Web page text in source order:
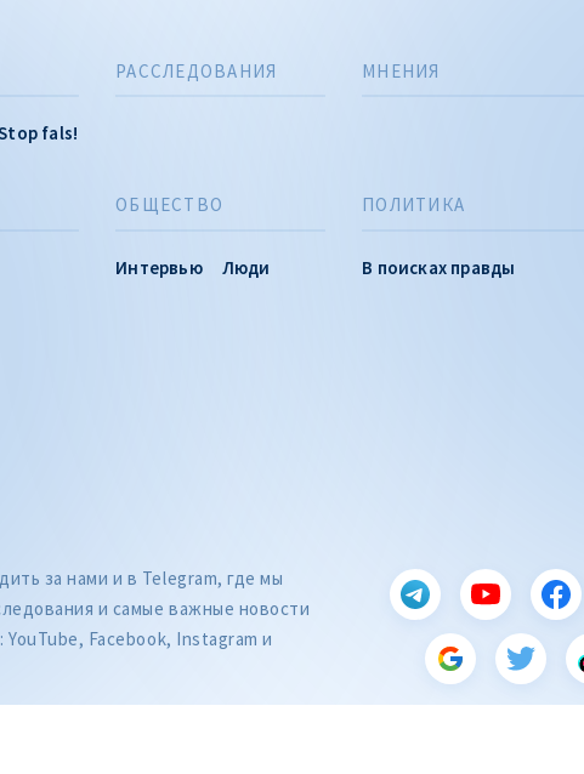
fals!
ПОЛИТИКА
В поисках правды
РАССЛЕДОВАНИЯ
ОБЩЕСТВО
Интервью Люди
МНЕНИЯ
за нами и в Telegram, где мы
и самые важные новости
YouTube, Facebook, Instagram и